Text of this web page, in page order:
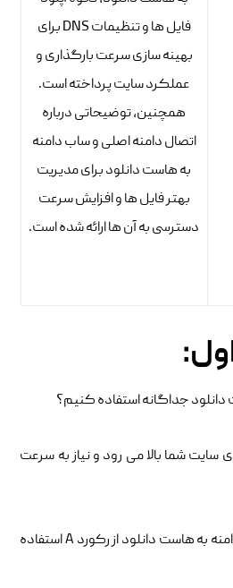
فایل ها و تنظیمات DNS برای
بهینه سازی سرعت بارگذاری و
عملکرد سایت پرداخته است.
همچنین، توضیحاتی درباره
اتصال دامنه اصلی و ساب دامنه
به هاست دانلود برای مدیریت
بهتر فایل ها و افزایش سرعت
دسترسی به آن ها ارائه شده است.
دانلود جداگانه استفاده کنیم؟
شما بالا می رود و نیاز به سرعت
چرا باید برای اتصال دامنه به هاست دانلود از رکورد A استفاده